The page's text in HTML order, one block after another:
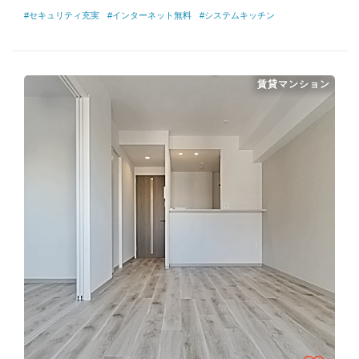
#セキュリティ充実 #インターネット無料 #システムキッチン
賃貸マンション